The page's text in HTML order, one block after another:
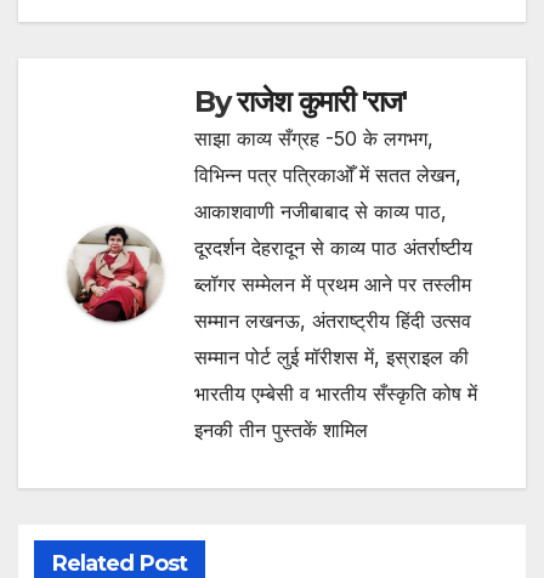
Byराजेश कुमारी 'राज'
साझा काव्य सँग्रह -50 के लगभग,
विभिन्न पत्र पत्रिकाओँ में सतत लेखन,
आकाशवाणी नजीबाबाद से काव्य पाठ,
दूरदर्शन देहरादून से काव्य पाठ अंतर्राष्टीय
ब्लॉगर सम्मेलन में प्रथम आने पर तस्लीम
सम्मान लखनऊ, अंतराष्ट्रीय हिंदी उत्सव
सम्मान पोर्ट लुई मॉरीशस में, इस्राइल की
भारतीय एम्बेसी व भारतीय सँस्कृति कोष में
इनकी तीन पुस्तकें शामिल
Related Post